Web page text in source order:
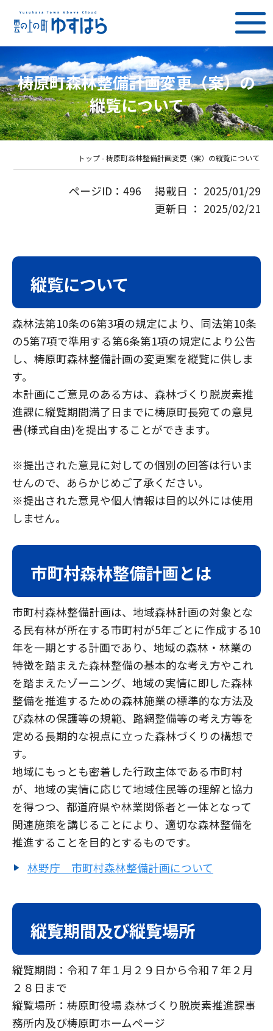
梼原町森林整備計画変更（案）の
縦覧について
トップ-梼原町森林整備計画変更（案）の縦覧について
ページID：496 掲載日 ： 2025/01/29
更新日 ： 2025/02/21
縦覧について
森林法第10条の6第3項の規定により、同法第10条
の5第7項で準用する第6条第1項の規定により公告
し、梼原町森林整備計画の変更案を縦覧に供しま
す。
本計画にご意見のある方は、森林づくり脱炭素推
進課に縦覧期間満了日までに梼原町長宛ての意見
書(様式自由)を提出することができます。
※提出された意見に対しての個別の回答は行いま
せんので、あらかじめご了承ください。
※提出された意見や個人情報は目的以外には使用
しません。
市町村森林整備計画とは
市町村森林整備計画は、地域森林計画の対象とな
る民有林が所在する市町村が5年ごとに作成する10
年を一期とする計画であり、地域の森林・林業の
特徴を踏まえた森林整備の基本的な考え方やこれ
を踏まえたゾーニング、地域の実情に即した森林
整備を推進するための森林施業の標準的な方法及
び森林の保護等の規範、路網整備等の考え方等を
定める長期的な視点に立った森林づくりの構想で
す。
地域にもっとも密着した行政主体である市町村
が、地域の実情に応じて地域住民等の理解と協力
を得つつ、都道府県や林業関係者と一体となって
関連施策を講じることにより、適切な森林整備を
推進することを目的とするものです。
林野庁 市町村森林整備計画について
縦覧期間及び縦覧場所
縦覧期間：令和７年１月２９日から令和７年２月
２８日まで
縦覧場所：梼原町役場 森林づくり脱炭素推進課事
務所内及び梼原町ホームページ